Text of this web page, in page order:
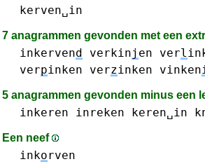
kerven␣in
7 anagrammen gevonden met een
inkervend verkinj en verl
verpinken verzinken vinken
5 anagrammen gevonden minus een
inkeren inreken keren␣in
Een neef
inkorven